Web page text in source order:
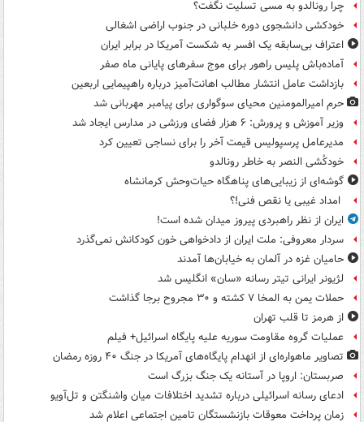
چرا رونالدو به مسی تسلیت نگفت؟
خودکشی دانشجوی دوره خلبانی در جنوب اراضی اشغالی
اعتراف بی‌سابقه یک افسر به شکست آمریکا در برابر ایران
آماده‌باش پلیس راهور برای موج سفرهای پایانی ماه صفر
بازداشت عامل انتشار مطالب اهانت‌آمیز درباره راهپیمایی اربعین
حرم امیرالمومنین محیای سوگواری برای پیامبر مهربانی شد
وزیر آموزش و پرورش: ۶ هزار فضای ورزشی در مدارس ایجاد شد
مدیرعامل پرسپولیس قیمت آخر را برای نساجی تعیین کرد
خودکُشی النصر به خاطر رونالدو
گوشه‌ای از زیبایی‌های پناهگاه‌ حیات‌وحش کرمانشاه
امداد غیبی یا نقص فنی!؟
ایران از نظر راهبردی پیروز میدان شده است!
سردار معروفی: ملت ایران از دادخواهی خون کودکانش نمی‌گذرد
حامیان غزه در آلمان به خیابان‌ها آمدند
لژیونر ایرانی تیتر رسانه «سان» انگلیس شد
حملات یمن به المخا ۷ کشته و ۳۰ مجروح برجا گذاشت
از هرمز تا قلب تهران
عملیات گروه مقاومت سوریه علیه پایگاه اسرائیل+ فیلم
تصاویر ماهواره‌ای از انهدام پایگاه‌های آمریکا در جنگ ۴۰ روزه رمضان
صربستان: اروپا در آستانه یک جنگ بزرگ است
ادعای رسانه اسرائیلی درباره تشدید اختلافات میان واشنگتن و تل‌آویو
زمان پرداخت معوقات بازنشستگان تامین اجتماعی اعلام شد